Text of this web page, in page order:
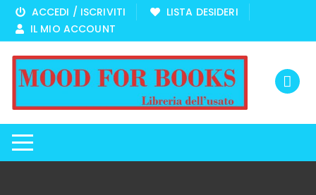
Vai
contenuto
ACCEDI / ISCRIVITI
LISTA DESIDERI
IL MIO ACCOUNT